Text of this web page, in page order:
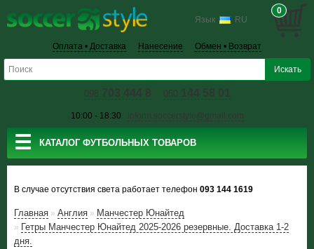
Язык RU
0
Оплата • Доставка Нанесение Обмен • Возврат
098 703 444 8 050 144 58 01
10:00 - 18:30 inform.soccerstyle@gmail.com
☰ КАТАЛОГ ФУТБОЛЬНЫХ ТОВАРОВ
В случае отсутствия света работает телефон 093 144 1619
Главная » Англия » Манчестер Юнайтед
» Гетры Манчестер Юнайтед 2025-2026 резервные. Доставка 1-2
дня.